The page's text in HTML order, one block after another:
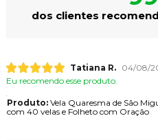
dos clientes
Tatiana R.
04/08/
Eu recomendo esse produto.
Produto:Vela Quaresma de São
com 40 velas e Folheto com Oração